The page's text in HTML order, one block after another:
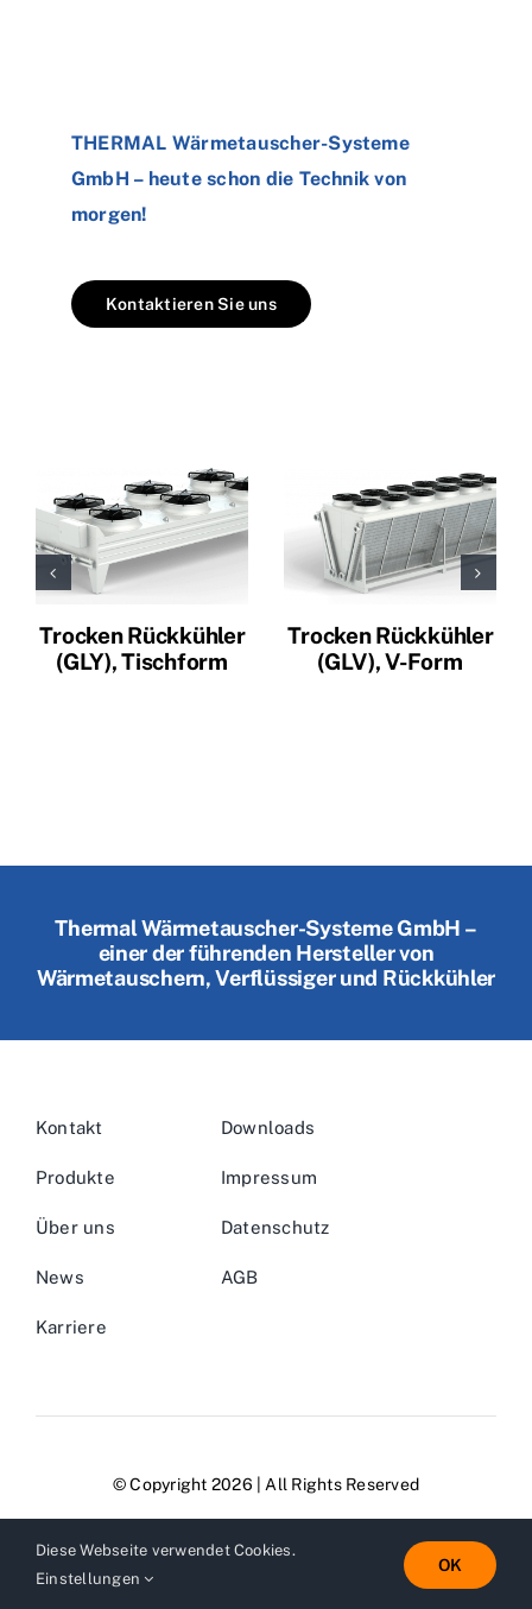
THERMAL Wärmetauscher-Systeme
GmbH – heute schon die Technik von
morgen!
Kontaktieren Sie uns
Trocken Rückkühler
(GLY), Tischform
Trocken Rückkühler
(GLV), V-Form
Thermal Wärmetauscher-Systeme GmbH –
einer der führenden Hersteller von
Wärmetauschern, Verflüssiger und Rückkühler
Kontakt
Produkte
Über uns
News
Karriere
Downloads
Impressum
Datenschutz
AGB
© Copyright 2026 | All Rights Reserved
Diese Webseite verwendet Cookies.
Einstellungen
OK